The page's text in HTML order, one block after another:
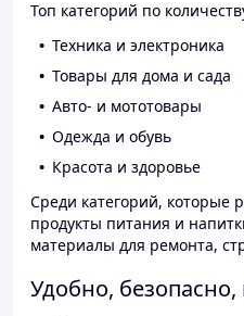
Топ категорий по
Техника и электроника
Товары для дома и сада
Авто- и мототовары
Одежда и обувь
Красота и здоровье
Среди категорий, которые
продукты питания и
материалы для ремонта,
Удобно,